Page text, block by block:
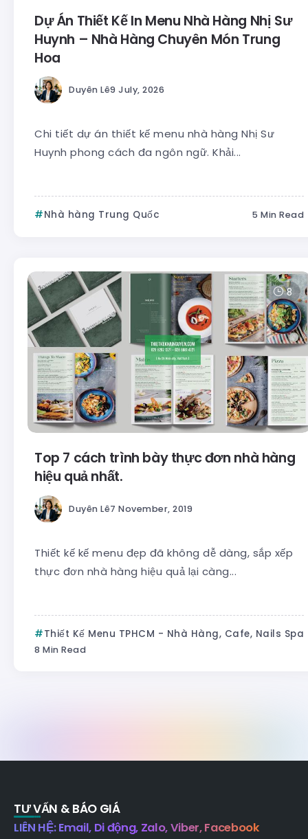
Dự Án Thiết Kế In Menu Nhà Hàng Nhị Sư
Huynh – Nhà Hàng Chuyên Món Trung
Hoa
Duyên Lê9 July, 2026
Chi tiết dự án thiết kế menu nhà hàng Nhị Sư
Huynh phong cách đa ngôn ngữ. Khải...
Nhà hàng Trung Quốc 5 Min Read
8
Top 7 cách trình bày thực đơn nhà hàng
hiệu quả nhất.
Duyên Lê7 November, 2019
Thiết kế kế menu đẹp đã không dễ dàng, sắp xếp
thực đơn nhà hàng hiệu quả lại càng...
Thiết Kế Menu TPHCM - Nhà Hàng, Cafe, Nails Spa
8 Min Read
TƯ VẤN & BÁO GIÁ
LIÊN HỆ: Email, Di động, Zalo, Viber, Facebook